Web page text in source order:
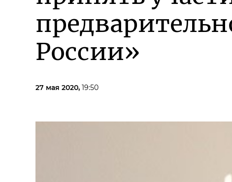
России»
27 мая 2020, 19:50